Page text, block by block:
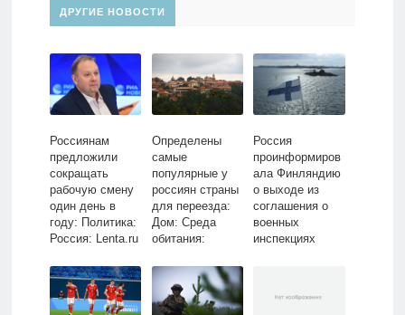
ДРУГИЕ НОВОСТИ
Россиянам
предложили
сокращать
рабочую смену
один день в
году: Политика:
Россия: Lenta.ru
Определены
самые
популярные у
россиян страны
для переезда:
Дом: Среда
обитания:
Россия
проинформиров
ала Финляндию
о выходе из
соглашения о
военных
инспекциях